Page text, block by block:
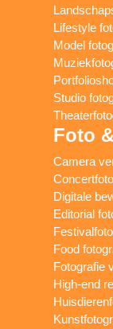
Lifestyle
Model
Studio
Foto
Camera
Digitale
Editorial
Food
Fotografie
High-end